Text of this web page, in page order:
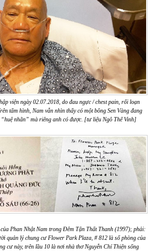
viện ngày 02.07.2018, do đau ngực / chest pain, rối loạn
tấm hình, Nam vẫn nhìn thấy có một bông Sen Vàng đang
nhãn” mà riêng anh có được. [tư liệu Ngô Thế Vinh]
Phan Nhật Nam trong Đêm Tận Thất Thanh (1997); phải:
quản lý chung cư Flower Park Plaza, # 812 là số phòng của
cư này, trên lầu 10 là nơi nhà thơ Nguyễn Chí Thiện sống